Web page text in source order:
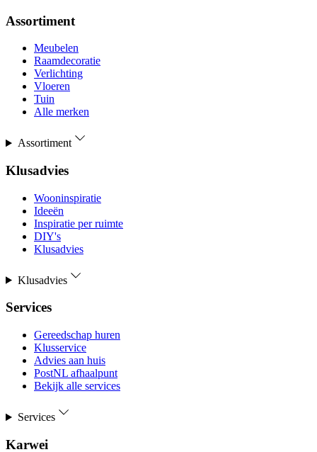
Assortiment
Meubelen
Raamdecoratie
Verlichting
Vloeren
Tuin
Alle merken
Assortiment
Klusadvies
Wooninspiratie
Ideeën
Inspiratie per ruimte
DIY's
Klusadvies
Klusadvies
Services
Gereedschap huren
Klusservice
Advies aan huis
PostNL afhaalpunt
Bekijk alle services
Services
Karwei